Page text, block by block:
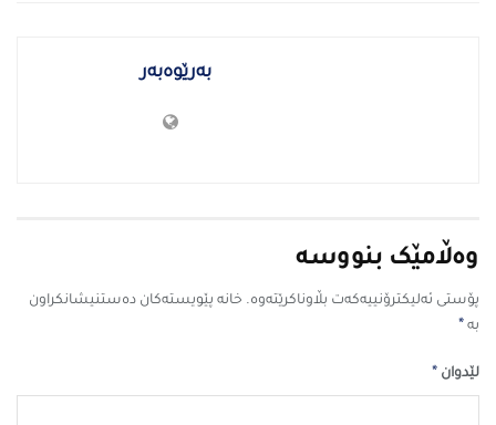
بەرێوەبەر
وەڵامێک بنووسە
پۆستی ئەلیکترۆنییەکەت بڵاوناکرێتەوە. خانە پێویستەکان دەستنیشانکراون
بە *
لێدوان *